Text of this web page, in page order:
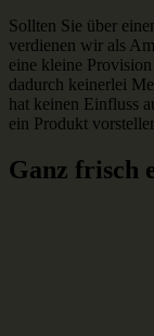
Sollten Sie über
verdienen wir als
eine kleine
dadurch keinerlei
hat keinen Einfluss
ein Produkt
Ganz frisch